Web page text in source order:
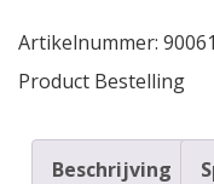
Artikelnummer:
Product Bestelling
Beschrijving